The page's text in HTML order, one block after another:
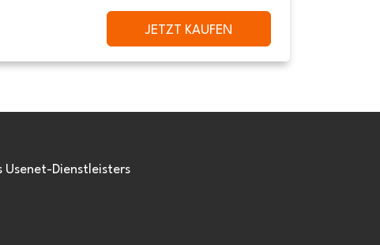
JETZT KAUFEN
Dienstleisters